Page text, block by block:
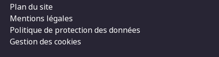
Plan du site
Mentions légales
Politique de protection des données
Gestion des cookies